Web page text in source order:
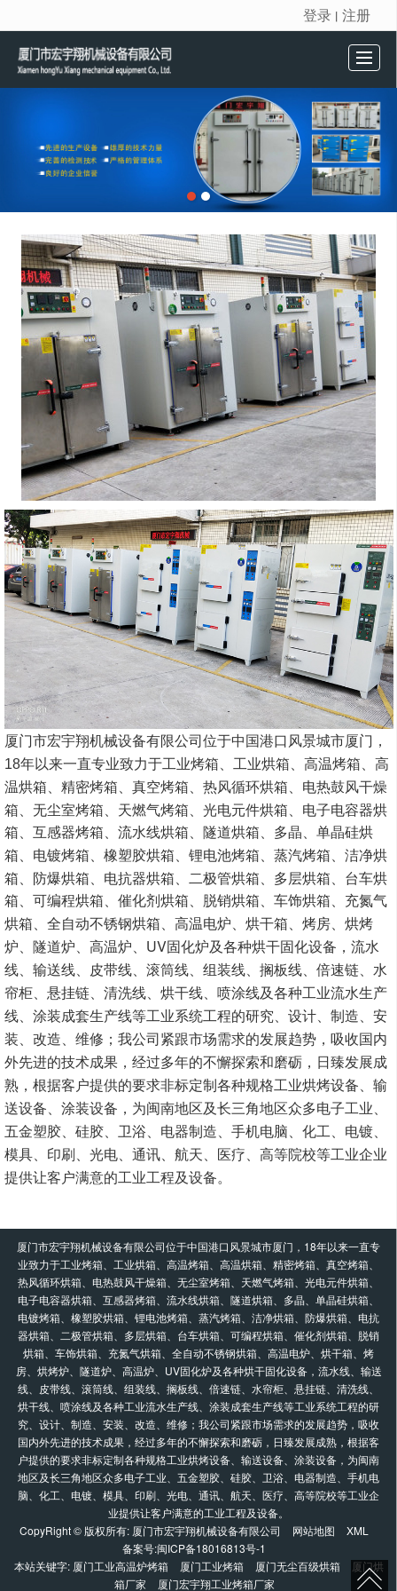
很遗憾，因您的浏览器版本过低导致无法获得最佳浏览体验，推荐下载安装谷歌浏览器！
登录 丨 注册
留言反馈 联系我们
厦门市宏宇翔机械设备有限公司位于中国港口风景城市厦门，
18年以来一直专业致力于工业烤箱、工业烘箱、高温烤箱、高
温烘箱、精密烤箱、真空烤箱、热风循环烘箱、电热鼓风干燥
箱、无尘室烤箱、
天燃气烤箱、光电元件烘箱、电子电容器烘
箱、互感器烤箱、流水线烘箱、隧道烘箱、多晶、单晶硅烘
箱、电镀烤箱、橡塑胶烘箱、 锂电池烤箱、 蒸汽烤箱、洁净烘
箱、
防爆烘箱、电抗器烘箱、二极管烘箱、多层烘箱、台车烘
箱、可编程烘箱、催化剂烘箱、脱销烘箱、车饰烘箱、充氮气
烘箱、全自动不锈钢烘箱、高温电炉、 烘干箱、烤房、烘烤
炉、隧道炉、高温炉、 UV固化炉及各种烘干固化设备，流水
线、输送线、皮带线、滚筒线、组装线、搁板线、倍速链、水
帘柜、悬挂链、清洗线、烘干线、喷涂线及各种工业流水生产
线、涂装成套生产线等工业系统工程的研究、设计、制造、安
装、改造 、维修 ；我公司紧跟市场需求的发展趋势，吸收国内
外先进的技术成果，经过多年的不懈探索和磨砺，日臻发展成
熟，根据客户提供的要求非标定制各种规格工业烘烤设备、输
送设备、涂装设备，为闽南地区及长三角地区众多电子工业、
五金塑胶、硅胶、卫浴、电器制造、手机电脑 、化工、电镀、
模具、印刷、光电、通讯、航天、医疗、高等院校等工业企业
提供让客户满意的工业工程及设备。
厦门市宏宇翔机械设备有限公司位于中国港口风景城市厦门，18年以来一直专
业致力于工业烤箱、工业烘箱、高温烤箱、高温烘箱、精密烤箱、真空烤箱、
热风循环烘箱、电热鼓风干燥箱、无尘室烤箱、天燃气烤箱、光电元件烘箱、
电子电容器烘箱、互感器烤箱、流水线烘箱、隧道烘箱、多晶、单晶硅烘箱、
电镀烤箱、橡塑胶烘箱、锂电池烤箱、蒸汽烤箱、洁净烘箱、防爆烘箱、电抗
器烘箱、二极管烘箱、多层烘箱、台车烘箱、可编程烘箱、催化剂烘箱、脱销
烘箱、车饰烘箱、充氮气烘箱、全自动不锈钢烘箱、高温电炉、烘干箱、烤
房、烘烤炉、隧道炉、高温炉、UV固化炉及各种烘干固化设备，流水线、输送
线、皮带线、滚筒线、组装线、搁板线、倍速链、水帘柜、悬挂链、清洗线、
烘干线、喷涂线及各种工业流水生产线、涂装成套生产线等工业系统工程的研
究、设计、制造、安装、改造、维修；我公司紧跟市场需求的发展趋势，吸收
国内外先进的技术成果，经过多年的不懈探索和磨砺，日臻发展成熟，根据客
户提供的要求非标定制各种规格工业烘烤设备、输送设备、涂装设备，为闽南
地区及长三角地区众多电子工业、五金塑胶、硅胶、卫浴、电器制造、手机电
脑、化工、电镀、模具、印刷、光电、通讯、航天、医疗、高等院校等工业企
业提供让客户满意的工业工程及设备。
CopyRight © 版权所有: 厦门市宏宇翔机械设备有限公司 网站地图
XML
备案号:闽ICP备18016813号-1
本站关键字: 厦门工业高温炉烤箱 厦门工业烤箱 厦门无尘百级烘箱
厦门烘
箱厂家
厦门宏宇翔工业烤箱厂家